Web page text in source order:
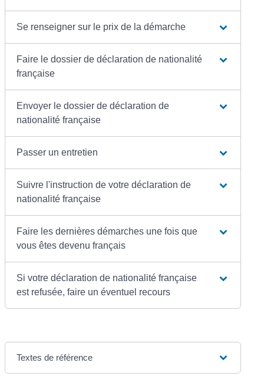
Se renseigner sur le prix de la démarche
Faire le dossier de déclaration de nationalité
française
Envoyer le dossier de déclaration de
nationalité française
Passer un entretien
Suivre l'instruction de votre déclaration de
nationalité française
Faire les dernières démarches une fois que
vous êtes devenu français
Si votre déclaration de nationalité française
est refusée, faire un éventuel recours
Textes de référence